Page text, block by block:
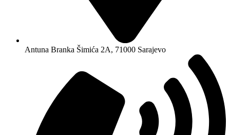
Antuna Branka Šimića 2A, 71000 Sarajevo